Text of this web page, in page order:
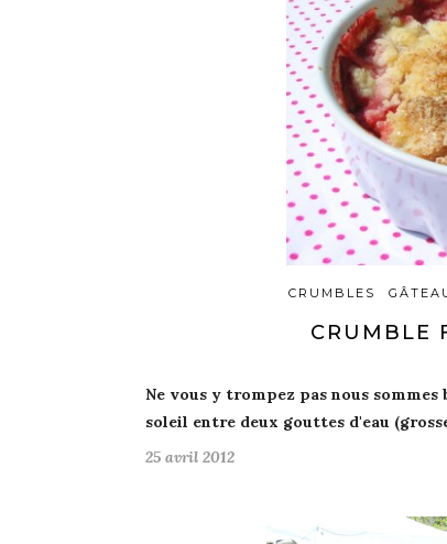
CRUMBLES
CRUMBLE
Ne vous y trompez pas nous
soleil entre deux gouttes d'eau
25 avril 2012